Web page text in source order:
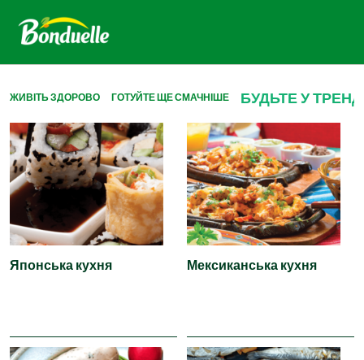
ЖИВІТЬ ЗДОРОВО ГОТУЙТЕ ЩЕ СМАЧНІШЕ БУДЬТЕ У
Японська кухня Мексиканська кухня